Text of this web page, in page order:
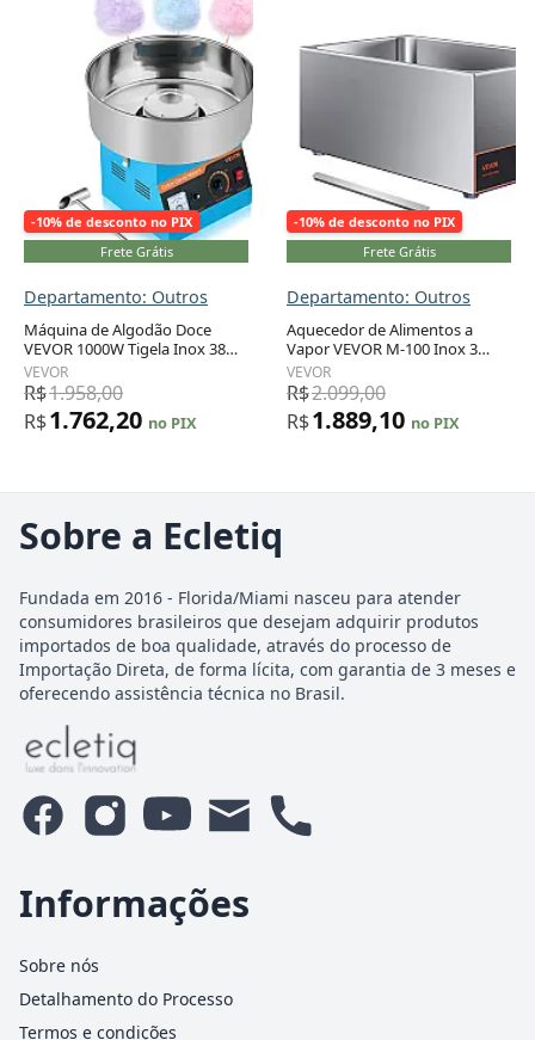
-10% de desconto no PIX
Frete Grátis
Departamento: Outros
Máquina de Algodão Doce
VEVOR 1000W Tigela Inox 38
cm Uso Contínuo 1h 110V
VEVOR
R$1.958,00
R$1.762,20 no PIX
-10% de desconto no PIX
Frete Grátis
Departamento: Outros
Aquecedor de Alimentos a
Vapor VEVOR M-100 Inox 3
Bandejas Buffet Bain-Marie
1500W 110V
VEVOR
R$2.099,00
R$1.889,10 no PIX
Sobre a Ecletiq
Fundada em 2016 - Florida/Miami nasceu para atender
consumidores brasileiros que desejam adquirir produtos
importados de boa qualidade, através do processo de
Importação Direta, de forma lícita, com garantia de 3 meses e
oferecendo assistência técnica no Brasil.
Informações
Sobre nós
Detalhamento do Processo
Termos e condições